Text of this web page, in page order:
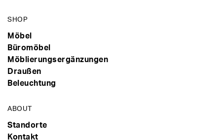
SHOP
Möbel
Büromöbel
Möblierungsergänzungen
Draußen
Beleuchtung
ABOUT
Standorte
Kontakt